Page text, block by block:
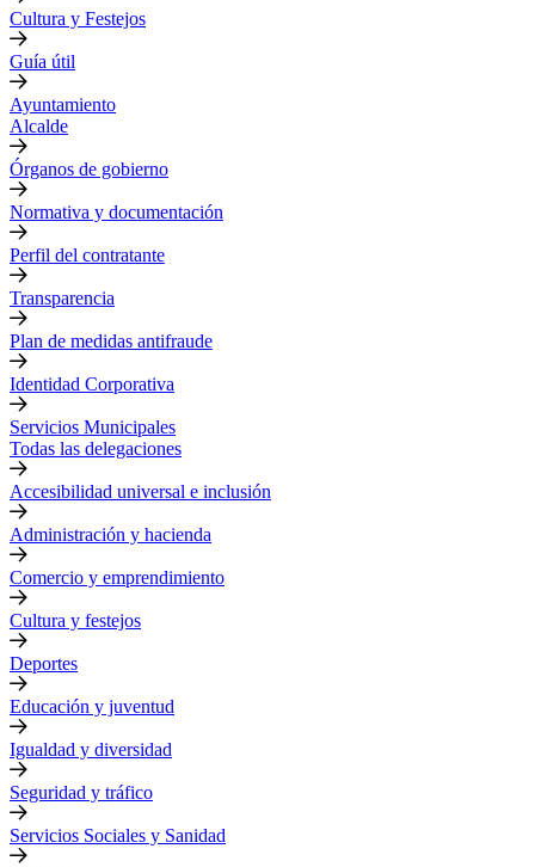
Cultura y Festejos
Guía útil
Ayuntamiento
Alcalde
Órganos de gobierno
Normativa y documentación
Perfil del contratante
Transparencia
Plan de medidas antifraude
Identidad Corporativa
Servicios Municipales
Todas las delegaciones
Accesibilidad universal e inclusión
Administración y hacienda
Comercio y emprendimiento
Cultura y festejos
Deportes
Educación y juventud
Igualdad y diversidad
Seguridad y tráfico
Servicios Sociales y Sanidad